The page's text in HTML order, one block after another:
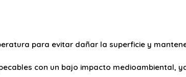
para evitar dañar la superficie y
con un bajo impacto medioambiental,